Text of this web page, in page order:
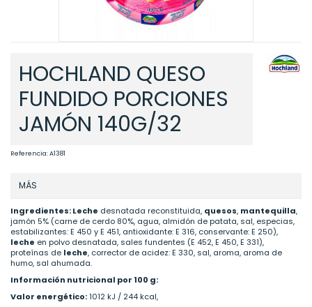
HOCHLAND QUESO
FUNDIDO PORCIONES
JAMÓN 140G/32
Referencia:A1381
MÁS
Ingredientes:Leche desnatada reconstituida, quesos, mantequilla,
jamón 5% (carne de cerdo 80%, agua, almidón de patata, sal, especias,
estabilizantes: E 450 y E 451, antioxidante: E 316, conservante: E 250),
leche en polvo desnatada, sales fundentes (E 452, E 450, E 331),
proteínas de leche, corrector de acidez: E 330, sal, aroma, aroma de
humo, sal ahumada.
Información nutricional por 100 g:
Valor energético:1012 kJ / 244 kcal,